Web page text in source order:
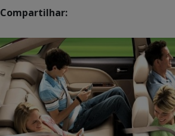
Compartilhar: